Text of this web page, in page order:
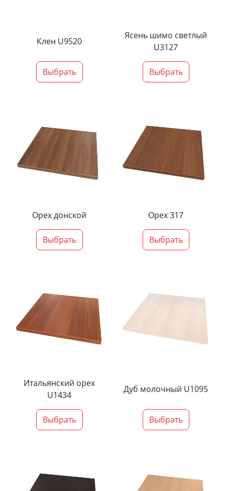
Клен U9520
Выбрать
Ясень шимо светлый
U3127
Выбрать
Орех донской
Выбрать
Орех 317
Выбрать
Итальянский орех
U1434
Выбрать
Дуб молочный U1095
Выбрать